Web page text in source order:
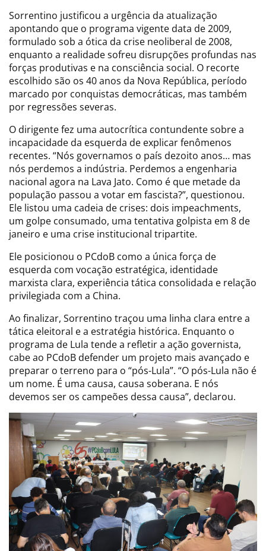
Sorrentino justificou a urgência da atualização
apontando que o programa vigente data de 2009,
formulado sob a ótica da crise neoliberal de 2008,
enquanto a realidade sofreu disrupções profundas nas
forças produtivas e na consciência social. O recorte
escolhido são os 40 anos da Nova República, período
marcado por conquistas democráticas, mas também
por regressões severas.
O dirigente fez uma autocrítica contundente sobre a
incapacidade da esquerda de explicar fenômenos
recentes. “Nós governamos o país dezoito anos… mas
nós perdemos a indústria. Perdemos a engenharia
nacional agora na Lava Jato. Como é que metade da
população passou a votar em fascista?”, questionou.
Ele listou uma cadeia de crises: dois impeachments,
um golpe consumado, uma tentativa golpista em 8 de
janeiro e uma crise institucional tripartite.
Ele posicionou o PCdoB como a única força de
esquerda com vocação estratégica, identidade
marxista clara, experiência tática consolidada e relação
privilegiada com a China.
Ao finalizar, Sorrentino traçou uma linha clara entre a
tática eleitoral e a estratégia histórica. Enquanto o
programa de Lula tende a refletir a ação governista,
cabe ao PCdoB defender um projeto mais avançado e
preparar o terreno para o “pós-Lula”. “O pós-Lula não é
um nome. É uma causa, causa soberana. E nós
devemos ser os campeões dessa causa”, declarou.